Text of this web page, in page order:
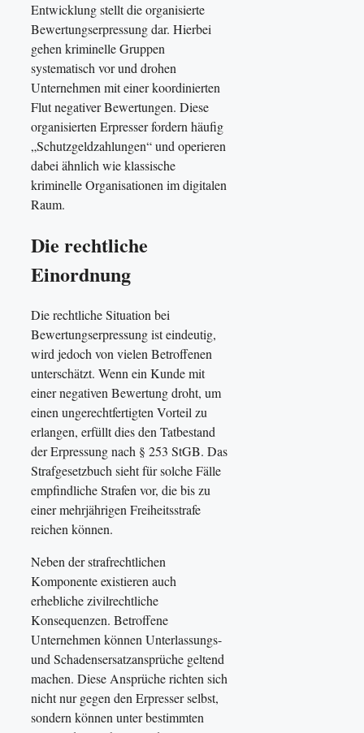
Entwicklung stellt die organisierte
Bewertungserpressung dar. Hierbei
gehen kriminelle Gruppen
systematisch vor und drohen
Unternehmen mit einer koordinierten
Flut negativer Bewertungen. Diese
organisierten Erpresser fordern häufig
„Schutzgeldzahlungen“ und operieren
dabei ähnlich wie klassische
kriminelle Organisationen im digitalen
Raum.
Die rechtliche
Einordnung
Die rechtliche Situation bei
Bewertungserpressung ist eindeutig,
wird jedoch von vielen Betroffenen
unterschätzt. Wenn ein Kunde mit
einer negativen Bewertung droht, um
einen ungerechtfertigten Vorteil zu
erlangen, erfüllt dies den Tatbestand
der Erpressung nach § 253 StGB. Das
Strafgesetzbuch sieht für solche Fälle
empfindliche Strafen vor, die bis zu
einer mehrjährigen Freiheitsstrafe
reichen können.
Neben der strafrechtlichen
Komponente existieren auch
erhebliche zivilrechtliche
Konsequenzen. Betroffene
Unternehmen können Unterlassungs-
und Schadensersatzansprüche geltend
machen. Diese Ansprüche richten sich
nicht nur gegen den Erpresser selbst,
sondern können unter bestimmten